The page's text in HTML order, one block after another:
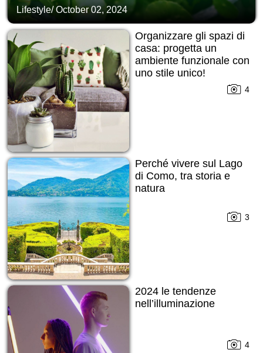
Lifestyle/October 02, 2024
Organizzare gli spazi di
casa: progetta un
ambiente funzionale con
uno stile unico!
4
Perché vivere sul Lago
di Como, tra storia e
natura
3
2024 le tendenze
nell’illuminazione
4